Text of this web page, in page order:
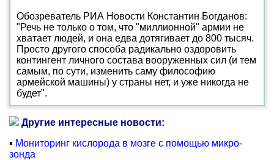
Обозреватель РИА Новости Константин Богданов:
"Речь не только о том, что "миллионной" армии не
хватает людей, и она едва дотягивает до 800 тысяч.
Просто другого способа радикально оздоровить
контингент личного состава вооруженных сил (и тем
самым, по сути, изменить саму философию
армейской машины) у страны нет, и уже никогда не
будет".
Другие интересные новости:
▪ Мониторинг кислорода в мозге с помощью микро-
зонда